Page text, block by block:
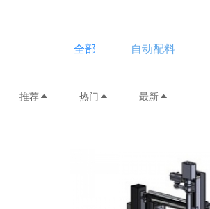
全部 自动配料
推荐 热门 最新